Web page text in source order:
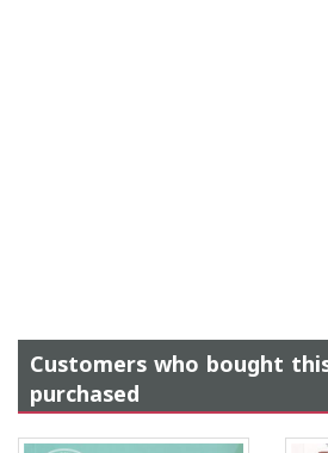
Customers who bought
purchased